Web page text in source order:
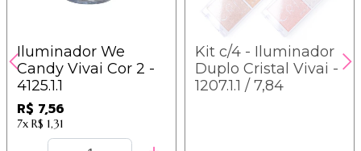
Iluminador We
Candy Vivai Cor 2 -
4125.1.1
R$ 7,56
7x R$ 1,31
Kit c/4 - Iluminador
Duplo Cristal Vivai -
1207.1.1 / 7,84